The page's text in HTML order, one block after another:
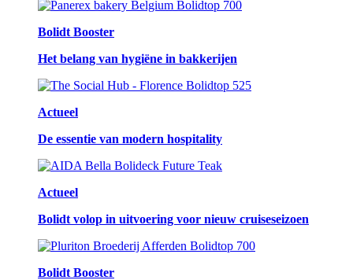
Bolidt Booster
Het belang van hygiëne in bakkerijen
Actueel
De essentie van modern hospitality
Actueel
Bolidt volop in uitvoering voor nieuw cruiseseizoen
Bolidt Booster